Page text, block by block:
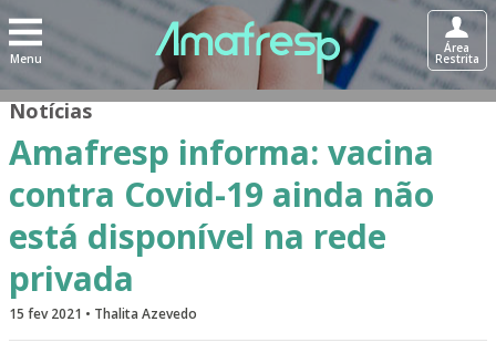
Menu
Área
Restrita
Notícias
Amafresp informa: vacina
contra Covid-19 ainda não
está disponível na rede
privada
15 fev 2021 • Thalita Azevedo